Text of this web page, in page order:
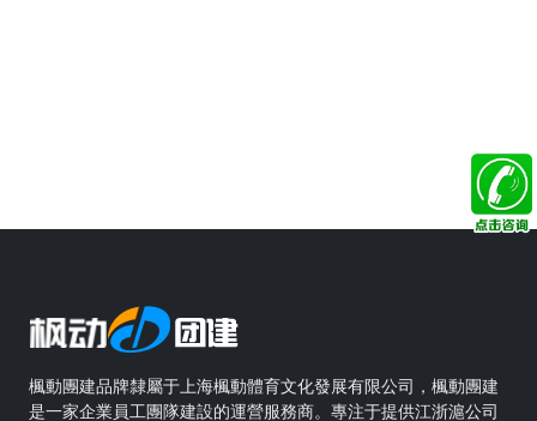
楓動團建品牌隸屬于上海楓動體育文化發展有限公司，楓動團建
是一家企業員工團隊建設的運營服務商。專注于提供江浙滬公司